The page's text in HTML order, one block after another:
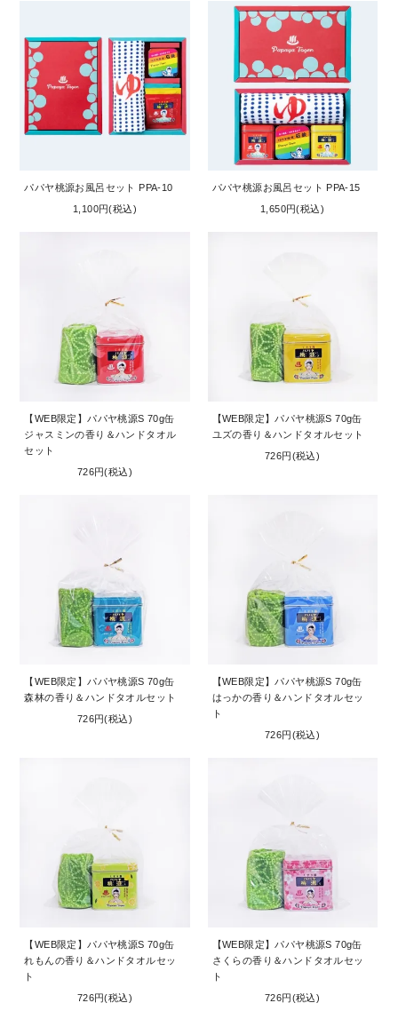
パパヤ桃源お風呂セット PPA-10
1,100円(税込)
パパヤ桃源お風呂セット PPA-15
1,650円(税込)
【WEB限定】パパヤ桃源S 70g缶
ジャスミンの香り＆ハンドタオル
セット
726円(税込)
【WEB限定】パパヤ桃源S 70g缶
ユズの香り＆ハンドタオルセット
726円(税込)
【WEB限定】パパヤ桃源S 70g缶
森林の香り＆ハンドタオルセット
726円(税込)
【WEB限定】パパヤ桃源S 70g缶
はっかの香り＆ハンドタオルセッ
ト
726円(税込)
【WEB限定】パパヤ桃源S 70g缶
れもんの香り＆ハンドタオルセッ
ト
726円(税込)
【WEB限定】パパヤ桃源S 70g缶
さくらの香り＆ハンドタオルセッ
ト
726円(税込)